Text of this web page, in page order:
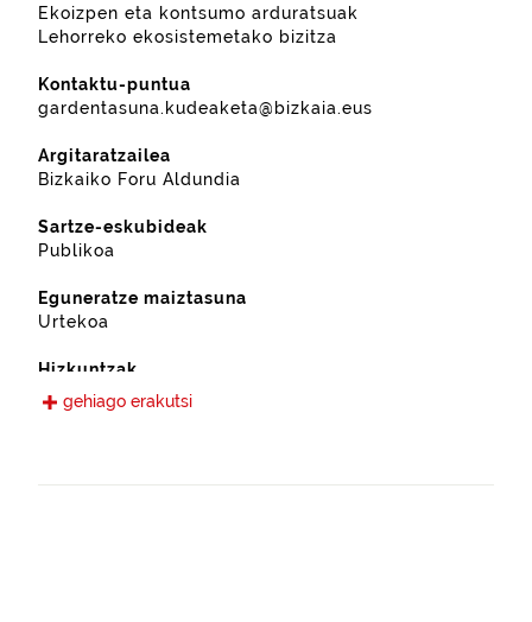
Ekoizpen eta kontsumo arduratsuak
Lehorreko ekosistemetako bizitza
Kontaktu-puntua
gardentasuna.kudeaketa@bizkaia.eus
Argitaratzailea
Bizkaiko Foru Aldundia
Sartze-eskubideak
Publikoa
Eguneratze maiztasuna
Urtekoa
Hizkuntzak
Gaztelania
gehiago erakutsi